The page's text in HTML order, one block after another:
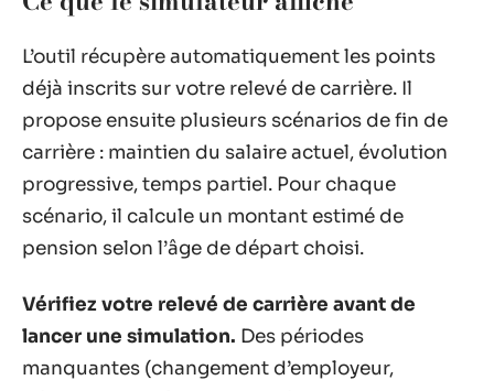
L’outil récupère automatiquement les points
déjà inscrits sur votre relevé de carrière. Il
propose ensuite plusieurs scénarios de fin de
carrière : maintien du salaire actuel, évolution
progressive, temps partiel. Pour chaque
scénario, il calcule un montant estimé de
pension selon l’âge de départ choisi.
Vérifiez votre relevé de carrière avant de
lancer une simulation. Des périodes
manquantes (changement d’employeur,